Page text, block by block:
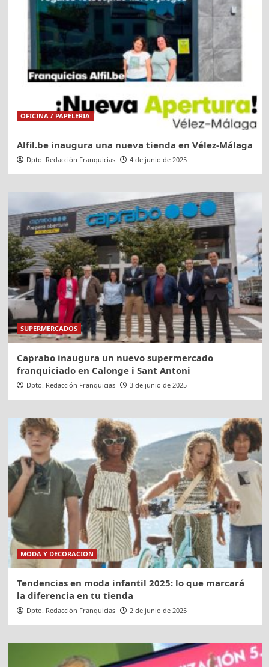
OFICINA / PAPELERIA
Alfil.be inaugura una nueva tienda en Vélez-Málaga
Dpto. Redacción Franquicias 4 de junio de 2025
SUPERMERCADOS
Caprabo inaugura un nuevo supermercado
franquiciado en Calonge i Sant Antoni
Dpto. Redacción Franquicias 3 de junio de 2025
MODA Y DECORACION
Tendencias en moda infantil 2025: lo que marcará
la diferencia en tu tienda
Dpto. Redacción Franquicias 2 de junio de 2025